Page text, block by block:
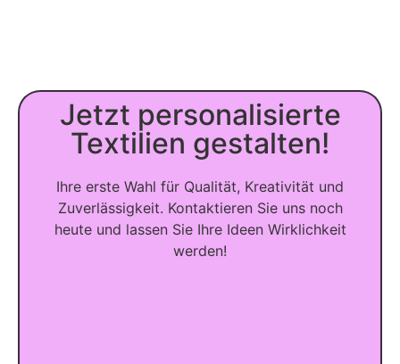
Jetzt personalisierte
Textilien gestalten!
Ihre erste Wahl für Qualität, Kreativität und
Zuverlässigkeit. Kontaktieren Sie uns noch
heute und lassen Sie Ihre Ideen Wirklichkeit
werden!